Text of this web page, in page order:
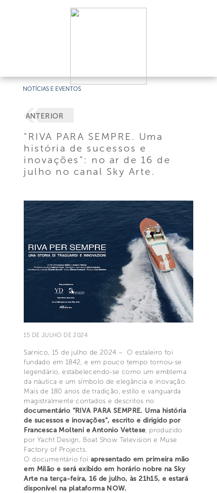
NOTÍCIAS E EVENTOS
ANTERIOR
"RIVA PARA SEMPRE. Uma
história de sucessos e
inovações”: no ar de 16 de
julho no canal Sky Arte.
15 DE JULHO DE 2024
Sarnico, 15 de julho de 2024 – O estaleiro foi
fundado em 1842, e em pouco tempo tornou-se
legendário, estabelecendo-se como um emblema
da náutica e um símbolo de elegância e inovação.
Mais de 180 anos de tradição, estilo e vanguarda
magistralmente contados e descritos no
documentário “RIVA PARA SEMPRE. Uma história
de sucessos e inovações”, escrito e dirigido por
Francesca Molteni e Antonio Vettese, produzido
por Yacht Design, Boat Show Television e Muse
Factory of Projects.
O documentário foi apresentado em primeira mão
em Milão e será exibido em horário nobre na Sky
Arte na terça-feira, 16 de julho, às 21h15, e estará
disponível na plataforma NOW.